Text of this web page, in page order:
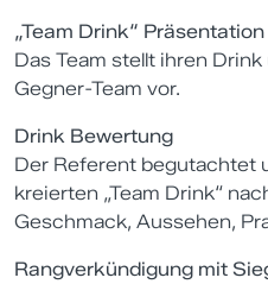
„Team Drink“ Präsentation
Das Team stellt ihren
Gegner-Team vor.
Drink Bewertung
Der Referent begutachtet
kreierten „Team Drink“
Geschmack, Aussehen,
Rangverkündigung mit